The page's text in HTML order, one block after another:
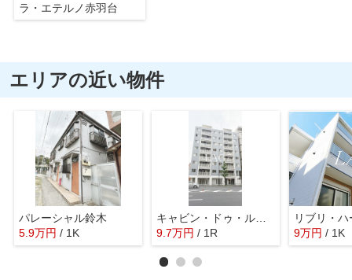
ラ・エテルノ赤羽台
エリアの近い物件
パレーシャル鈴木
5.9万円 / 1K
キャビン・ドゥ・ルミエール
9.7万円 / 1R 9万円 / 1K